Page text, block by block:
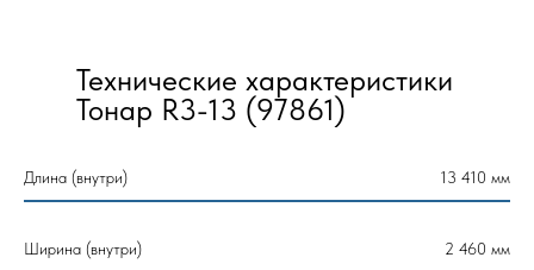
Технические характеристики
Тонар R3-13 (97861)
Длина (внутри) 13 410 мм
Ширина (внутри) 2 460 мм